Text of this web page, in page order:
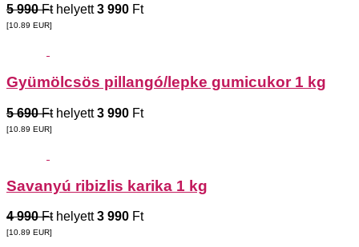
5 990 Fthelyett3 990 Ft
[10.89 EUR]
Gyümölcsös pillangó/lepke gumicukor 1 kg
5 690 Fthelyett3 990 Ft
[10.89 EUR]
Savanyú ribizlis karika 1 kg
4 990 Fthelyett3 990 Ft
[10.89 EUR]